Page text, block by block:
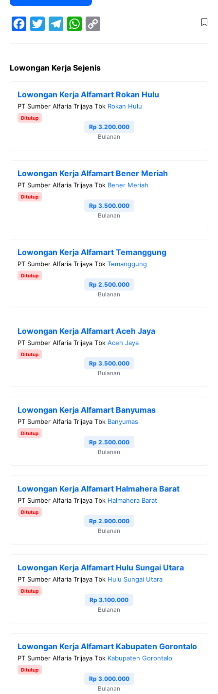
c
i
t
e
r
l
g
r
a
s
A
p
L
i
n
Lowongan Kerja Sejenis
Lowongan Kerja Alfamart Rokan Hulu
PT Sumber Alfaria Trijaya Tbk Rokan Hulu
Ditutup
Rp 3.200.000
Bulanan
Lowongan Kerja Alfamart Bener Meriah
PT Sumber Alfaria Trijaya Tbk Bener Meriah
Ditutup
Rp 3.500.000
Bulanan
Lowongan Kerja Alfamart Temanggung
PT Sumber Alfaria Trijaya Tbk Temanggung
Ditutup
Rp 2.500.000
Bulanan
Lowongan Kerja Alfamart Aceh Jaya
PT Sumber Alfaria Trijaya Tbk Aceh Jaya
Ditutup
Rp 3.500.000
Bulanan
Lowongan Kerja Alfamart Banyumas
PT Sumber Alfaria Trijaya Tbk Banyumas
Ditutup
Rp 2.500.000
Bulanan
Lowongan Kerja Alfamart Halmahera Barat
PT Sumber Alfaria Trijaya Tbk Halmahera Barat
Ditutup
Rp 2.900.000
Bulanan
Lowongan Kerja Alfamart Hulu Sungai Utara
PT Sumber Alfaria Trijaya Tbk Hulu Sungai Utara
Ditutup
Rp 3.100.000
Bulanan
Lowongan Kerja Alfamart Kabupaten Gorontalo
PT Sumber Alfaria Trijaya Tbk Kabupaten Gorontalo
Ditutup
Rp 3.000.000
Bulanan